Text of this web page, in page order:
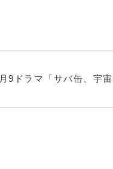
月9ドラマ「サバ缶、宇